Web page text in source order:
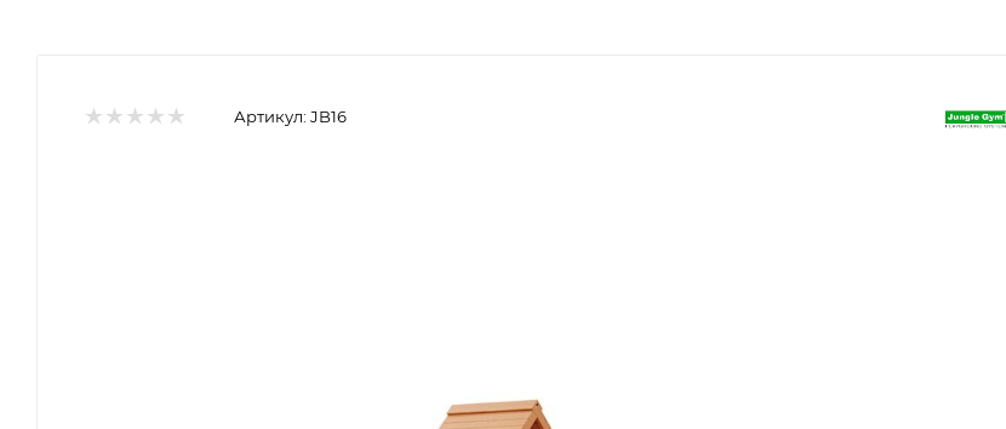
Артикул: JB16